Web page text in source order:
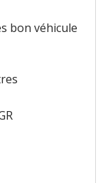
bon véhicule